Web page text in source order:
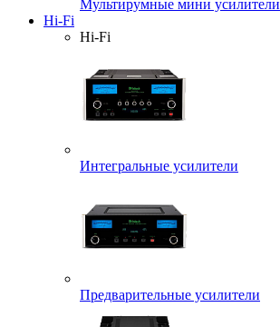
Мультирумные мини усилители
Hi-Fi
Hi-Fi
Интегральные усилители
Предварительные усилители